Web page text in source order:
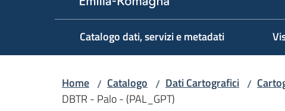
Catalogo dati, servizi e metadati
Home / Catalogo / Dati Cartografici /
DBTR - Palo - (PAL_GPT)